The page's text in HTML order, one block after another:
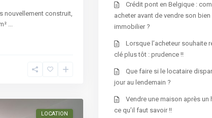
nouvellement construit,
...
LOCATION
Crédit pont en Belgique :
acheter avant de vendre son bien
immobilier ?
Lorsque l’acheteur souhaite
clé plus tôt : prudence !!
Que faire si le locataire
jour au lendemain ?
Vendre une maison après un
ce qu’il faut savoir !!